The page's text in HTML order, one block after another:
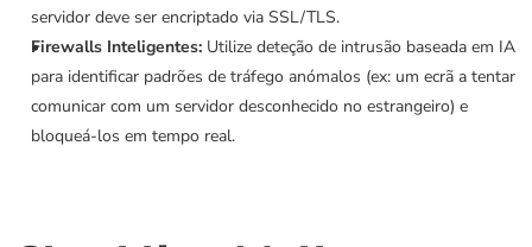
servidor deve ser encriptado via SSL/TLS.
Firewalls Inteligentes: Utilize deteção de intrusão baseada em IA
para identificar padrões de tráfego anómalos (ex: um ecrã a tentar
comunicar com um servidor desconhecido no estrangeiro) e
bloqueá-los em tempo real.